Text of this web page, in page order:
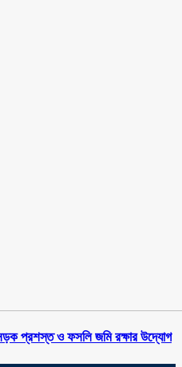
প্রশস্ত ও ফসলি জমি রক্ষার উদ্যোগ